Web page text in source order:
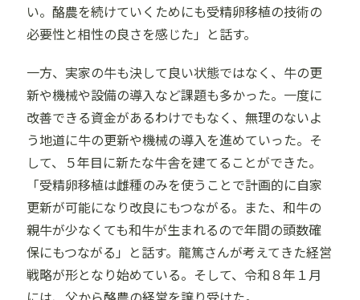
い。酪農を続けていくためにも受精卵移植の技術の
必要性と相性の良さを感じた」と話す。
一方、実家の牛も決して良い状態ではなく、牛の更
新や機械や設備の導入など課題も多かった。一度に
改善できる資金があるわけでもなく、無理のないよ
う地道に牛の更新や機械の導入を進めていった。そ
して、５年目に新たな牛舎を建てることができた。
「受精卵移植は雌種のみを使うことで計画的に自家
更新が可能になり改良にもつながる。また、和牛の
親牛が少なくても和牛が生まれるので年間の頭数確
保にもつながる」と話す。龍篤さんが考えてきた経営
戦略が形となり始めている。そして、令和８年１月